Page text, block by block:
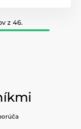
z 46.